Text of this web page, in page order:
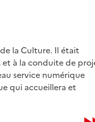
la Culture. Il était
et à la conduite de
service numérique
qui accueillera et